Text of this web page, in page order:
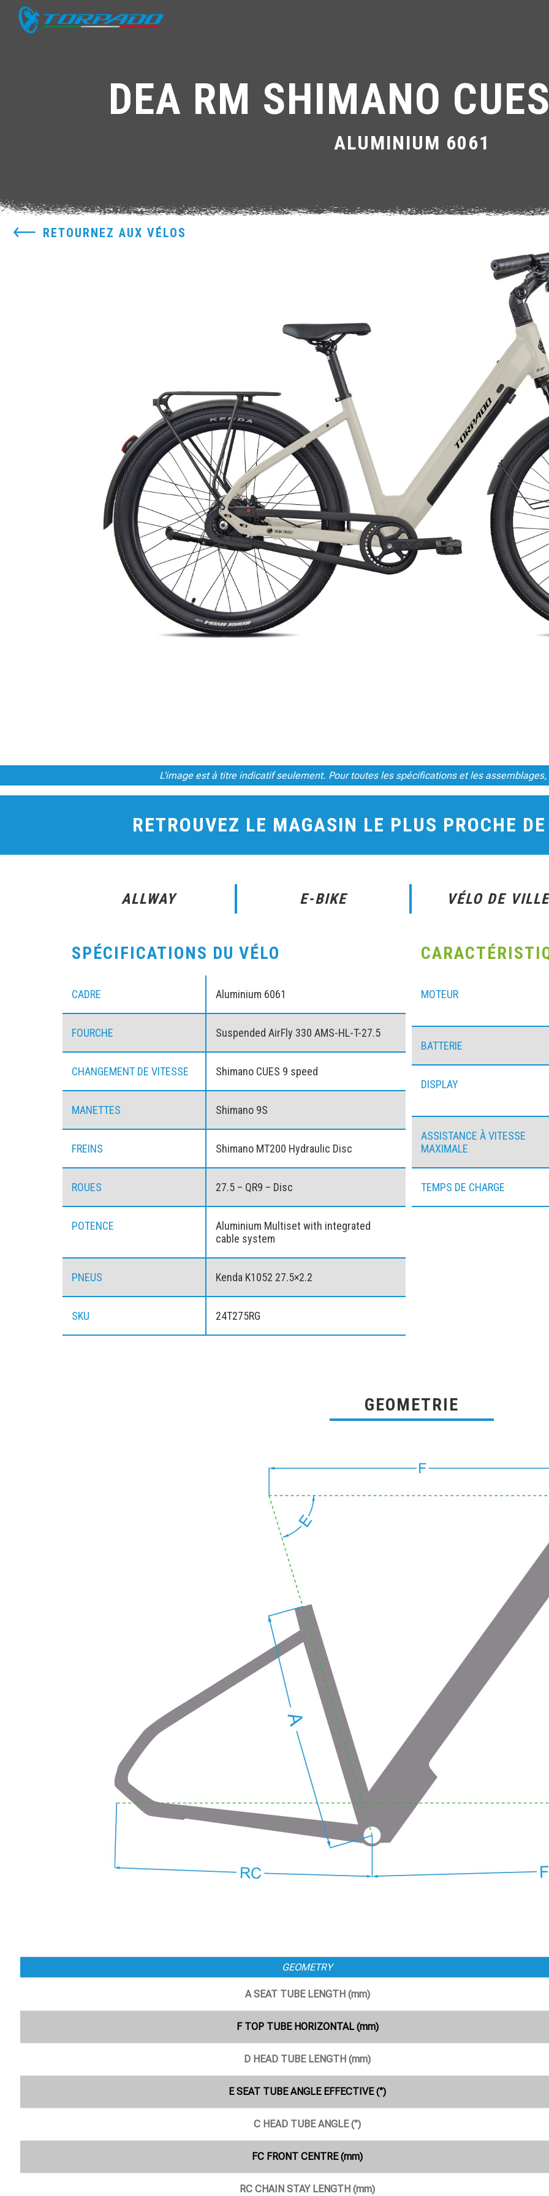
DEA RM SHIMANO
ALUMINIUM 6061
RETOURNEZ AUX VÉLOS
L'image est à titre indicatif seulement. Pour toutes les spécifications et les
RETROUVEZ LE MAGASIN LE PLUS PROCHE
ALLWAY E-BIKE VÉLO DE VILLE
SPÉCIFICATIONS DU VÉLO
CADRE Aluminium 6061
FOURCHE Suspended AirFly 330 AMS-HL-T-27.5
CHANGEMENT DE VITESSE Shimano CUES 9 speed
MANETTES Shimano 9S
FREINS Shimano MT200 Hydraulic Disc
ROUES 27.5 – QR9 – Disc
POTENCE
Aluminium Multiset with integrated
cable system
PNEUS Kenda K1052 27.5×2.2
SKU 24T275RG
MOTEUR
BATTERIE
DISPLAY
ASSISTANCE À VITESSE
MAXIMALE
TEMPS DE CHARGE
GEOMETRIE
GEOMETRY
A SEAT TUBE LENGTH (mm)
F TOP TUBE HORIZONTAL (mm)
D HEAD TUBE LENGTH (mm)
E SEAT TUBE ANGLE EFFECTIVE (°)
C HEAD TUBE ANGLE (°)
FC FRONT CENTRE (mm)
RC CHAIN STAY LENGTH (mm)